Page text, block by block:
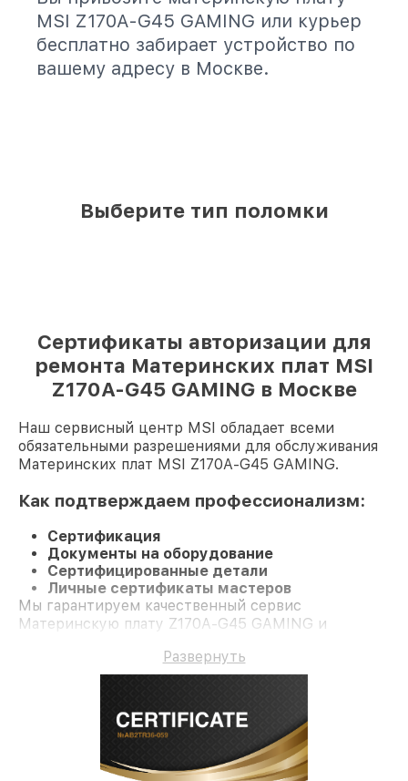
MSI Z170A-G45 GAMING или курьер
бесплатно забирает устройство по
вашему адресу в Москве.
Выберите тип поломки
Сертификаты авторизации для
ремонта Материнских плат MSI
Z170A-G45 GAMING в Москве
Наш сервисный центр MSI обладает всеми
обязательными разрешениями для обслуживания
Материнских плат MSI Z170A-G45 GAMING.
Как подтверждаем профессионализм:
Сертификация
Документы на оборудование
Сертифицированные детали
Личные сертификаты мастеров
Мы гарантируем качественный сервис
Материнскую плату Z170A-G45 GAMING и
Развернуть